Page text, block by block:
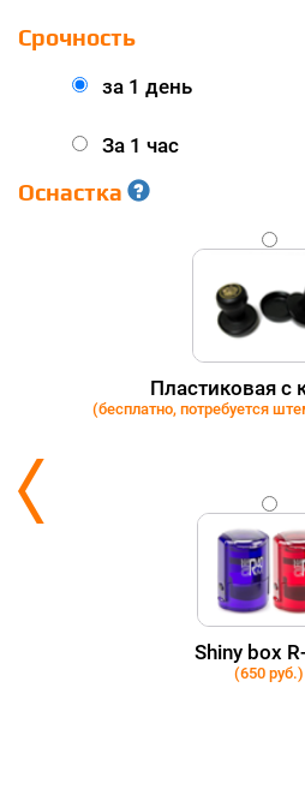
Срочность
за 1 день
За 1 час
Оснастка
Пластиковая с
(бесплатно, потребуется
Shiny box
(650 руб.)